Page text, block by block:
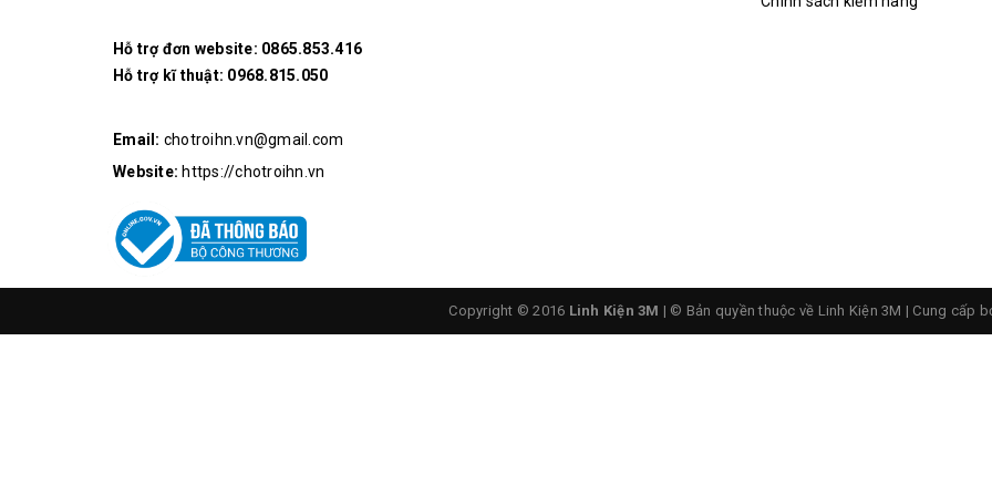
Hỗ trợ đơn website: 0865.853.416
Hỗ trợ kĩ thuật: 0968.815.050
Email: chotroihn.vn@gmail.com
Website: https://chotroihn.vn
Copyright © 2016 Linh Kiện 3M | © Bản quyền thuộc về Linh Kiện 3M | Cung cấp